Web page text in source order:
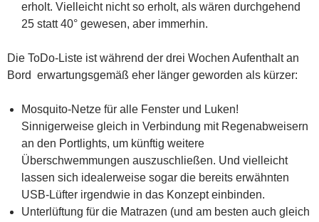
erholt. Vielleicht nicht so erholt, als wären durchgehend
25 statt 40° gewesen, aber immerhin.
Die ToDo-Liste ist während der drei Wochen Aufenthalt an
Bord erwartungsgemäß eher länger geworden als kürzer:
Mosquito-Netze für alle Fenster und Luken!
Sinnigerweise gleich in Verbindung mit Regenabweisern
an den Portlights, um künftig weitere
Überschwemmungen auszuschließen. Und vielleicht
lassen sich idealerweise sogar die bereits erwähnten
USB-Lüfter irgendwie in das Konzept einbinden.
Unterlüftung für die Matrazen (und am besten auch gleich